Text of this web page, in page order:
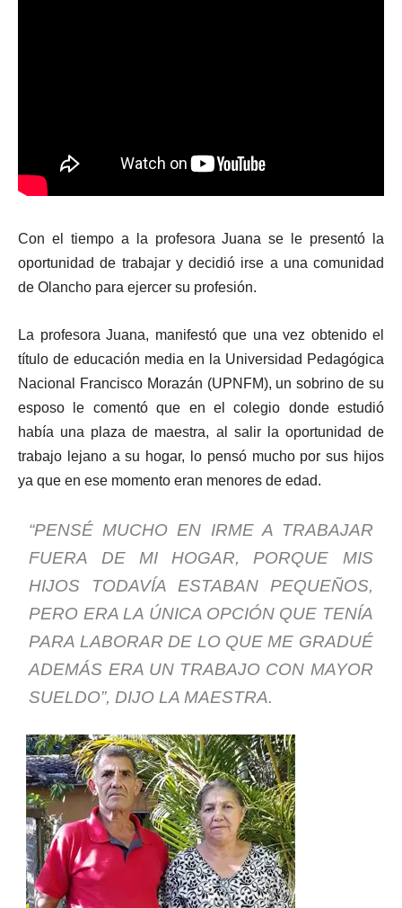
Con el tiempo a la profesora Juana se le presentó la
oportunidad de trabajar y decidió irse a una comunidad
de Olancho para ejercer su profesión.
La profesora Juana, manifestó que una vez obtenido el
título de educación media en la Universidad Pedagógica
Nacional Francisco Morazán (UPNFM), un sobrino de su
esposo le comentó que en el colegio donde estudió
había una plaza de maestra, al salir la oportunidad de
trabajo lejano a su hogar, lo pensó mucho por sus hijos
ya que en ese momento eran menores de edad.
“PENSÉ MUCHO EN IRME A TRABAJAR
FUERA DE MI HOGAR, PORQUE MIS
HIJOS TODAVÍA ESTABAN PEQUEÑOS,
PERO ERA LA ÚNICA OPCIÓN QUE TENÍA
PARA LABORAR DE LO QUE ME GRADUÉ
ADEMÁS ERA UN TRABAJO CON MAYOR
SUELDO”, DIJO LA MAESTRA.